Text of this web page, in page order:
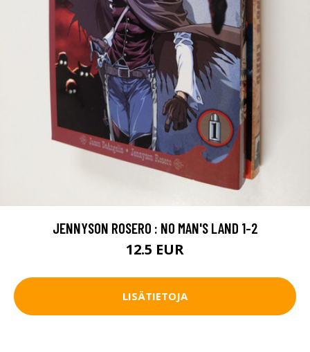
JENNYSON ROSERO : NO MAN'S LAND 1-2
12.5 EUR
LISÄTIETOJA